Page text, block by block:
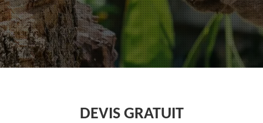
DEVIS GRATUIT